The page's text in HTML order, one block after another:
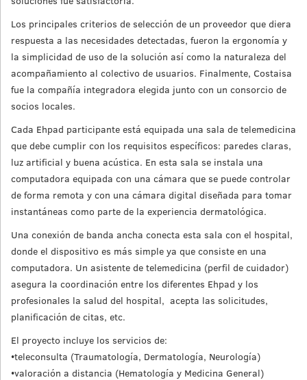
Los principales criterios de selección de un proveedor que diera
respuesta a las necesidades detectadas, fueron la ergonomía y
la simplicidad de uso de la solución así como la naturaleza del
acompañamiento al colectivo de usuarios. Finalmente, Costaisa
fue la compañía integradora elegida junto con un consorcio de
socios locales.
Cada Ehpad participante está equipada una sala de telemedicina
que debe cumplir con los requisitos específicos: paredes claras,
luz artificial y buena acústica. En esta sala se instala una
computadora equipada con una cámara que se puede controlar
de forma remota y con una cámara digital diseñada para tomar
instantáneas como parte de la experiencia dermatológica.
Una conexión de banda ancha conecta esta sala con el hospital,
donde el dispositivo es más simple ya que consiste en una
computadora. Un asistente de telemedicina (perfil de cuidador)
asegura la coordinación entre los diferentes Ehpad y los
profesionales la salud del hospital, acepta las solicitudes,
planificación de citas, etc.
El proyecto incluye los servicios de:
•teleconsulta (Traumatología, Dermatología, Neurología)
•valoración a distancia (Hematología y Medicina General)